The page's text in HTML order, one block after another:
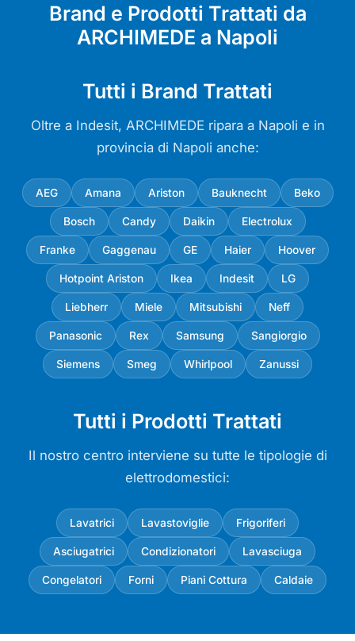
Brand e Prodotti Trattati da
ARCHIMEDE a Napoli
Tutti i Brand Trattati
Oltre a Indesit, ARCHIMEDE ripara a Napoli e in
provincia di Napoli anche:
AEG Amana Ariston Bauknecht Beko
Bosch Candy Daikin Electrolux
Franke Gaggenau GE Haier Hoover
Hotpoint Ariston Ikea Indesit LG
Liebherr Miele Mitsubishi Neff
Panasonic Rex Samsung Sangiorgio
Siemens Smeg Whirlpool Zanussi
Tutti i Prodotti Trattati
Il nostro centro interviene su tutte le tipologie di
elettrodomestici:
Lavatrici Lavastoviglie Frigoriferi
Asciugatrici Condizionatori Lavasciuga
Congelatori Forni Piani Cottura Caldaie